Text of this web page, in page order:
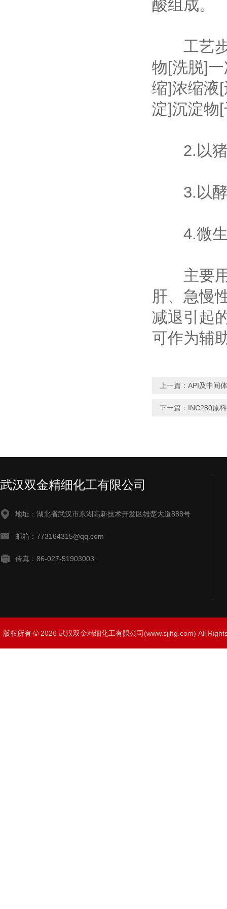
酸组成。
工艺步
物[洗脱]
缩]浓缩液
淀]沉淀物
2.以猪
3.以酵
4.微生
主要用
肝、急慢
减退引起
可作为辅
上一篇： API及中间
下一篇： INC280原
武汉双金精细化工有限公司
地址：湖北省武汉市东湖高新技术开发区雄楚大道888号
邮箱：773164315@qq.com
传真：86-027-51903003
版权所有 © 2026 武汉双金精细化工有限公司(www.sjjhg.com) All